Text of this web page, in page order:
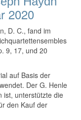
2020
D. C., fand im
9, 17, und 20
auf Basis der
Der G. Henle
ist, unterstützte die
den Kauf der